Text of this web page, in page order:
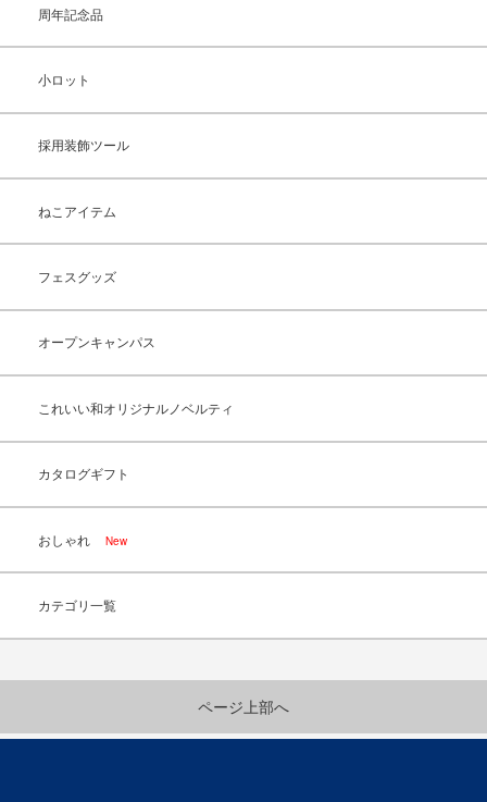
周年記念品
小ロット
採用装飾ツール
ねこアイテム
フェスグッズ
オープンキャンパス
これいい和オリジナルノベルティ
カタログギフト
おしゃれ New
カテゴリ一覧
ページ上部へ